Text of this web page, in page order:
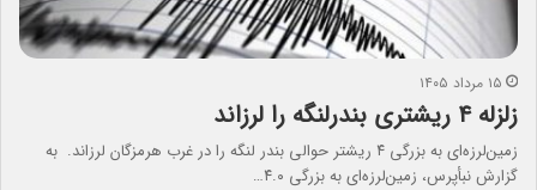
۱۵ مرداد ۱۴۰۵
زلزله ۴ ریشتری بندرلنگه را لرزاند
زمین‌لرزه‌ای به بزرگی ۴ ریشتر حوالی بندر لنگه را در غرب هرمزگان لرزاند. به
گزارش نبأپرس، زمین‌لرزه‌ای به بزرگی ۴.۰…